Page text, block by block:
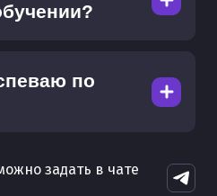
по
задать в чате